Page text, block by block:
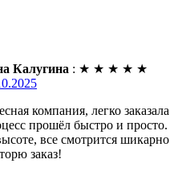
Калугина : ★ ★ ★ ★ ★
компания, легко
прошёл быстро и просто.
все смотрится
заказ!